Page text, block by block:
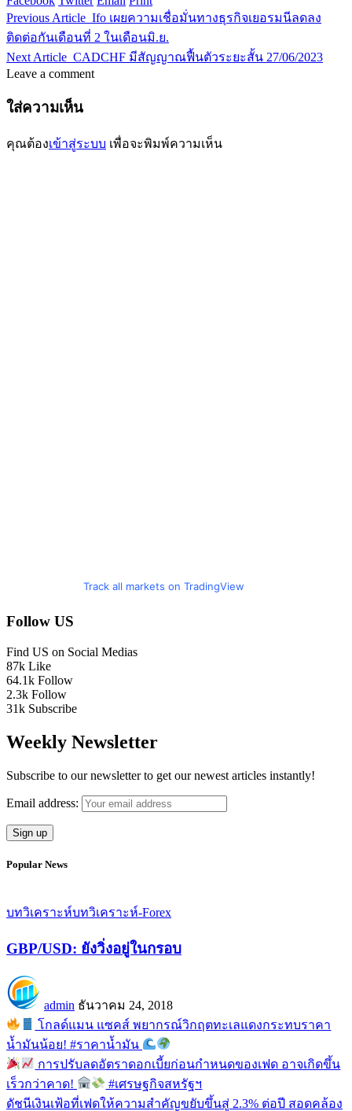
Previous Article Ifo เผยความเชื่อมั่นทางธุรกิจเยอรมนีลดลง
ติดต่อกันเดือนที่ 2 ในเดือนมิ.ย.
Next Article CADCHF มีสัญญาณฟื้นตัวระยะสั้น 27/06/2023
Leave a comment
ใส่ความเห็น
คุณต้องเข้าสู่ระบบ เพื่อจะพิมพ์ความเห็น
Track all markets on TradingView
Follow US
Find US on Social Medias
87k Like
64.1k Follow
2.3k Follow
31k Subscribe
Weekly Newsletter
Subscribe to our newsletter to get our newest articles instantly!
Email address:
Popular News
บทวิเคราะห์บทวิเคราะห์-Forex
GBP/USD: ยังวิ่งอยู่ในกรอบ
admin ธันวาคม 24, 2018
โกลด์แมน แซคส์ พยากรณ์วิกฤตทะเลแดงกระทบราคา
น้ำมันน้อย! #ราคาน้ำมัน
การปรับลดอัตราดอกเบี้ยก่อนกำหนดของเฟด อาจเกิดขึ้น
เร็วกว่าคาด!
#เศรษฐกิจสหรัฐฯ
ดัชนีเงินเฟ้อที่เฟดให้ความสำคัญขยับขึ้นสู่ 2.3% ต่อปี สอดคล้อง